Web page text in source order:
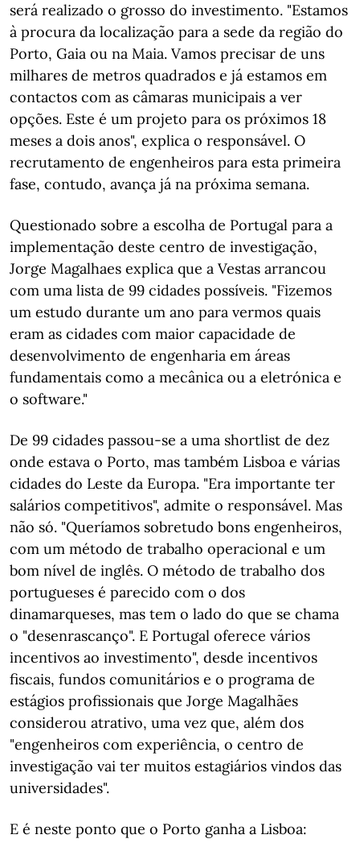
será realizado o grosso do investimento. "Estamos
à procura da localização para a sede da região do
Porto, Gaia ou na Maia. Vamos precisar de uns
milhares de metros quadrados e já estamos em
contactos com as câmaras municipais a ver
opções. Este é um projeto para os próximos 18
meses a dois anos", explica o responsável. O
recrutamento de engenheiros para esta primeira
fase, contudo, avança já na próxima semana.
Questionado sobre a escolha de Portugal para a
implementação deste centro de investigação,
Jorge Magalhaes explica que a Vestas arrancou
com uma lista de 99 cidades possíveis. "Fizemos
um estudo durante um ano para vermos quais
eram as cidades com maior capacidade de
desenvolvimento de engenharia em áreas
fundamentais como a mecânica ou a eletrónica e
o software."
De 99 cidades passou-se a uma shortlist de dez
onde estava o Porto, mas também Lisboa e várias
cidades do Leste da Europa. "Era importante ter
salários competitivos", admite o responsável. Mas
não só. "Queríamos sobretudo bons engenheiros,
com um método de trabalho operacional e um
bom nível de inglês. O método de trabalho dos
portugueses é parecido com o dos
dinamarqueses, mas tem o lado do que se chama
o "desenrascanço". E Portugal oferece vários
incentivos ao investimento", desde incentivos
fiscais, fundos comunitários e o programa de
estágios profissionais que Jorge Magalhães
considerou atrativo, uma vez que, além dos
"engenheiros com experiência, o centro de
investigação vai ter muitos estagiários vindos das
universidades".
E é neste ponto que o Porto ganha a Lisboa: